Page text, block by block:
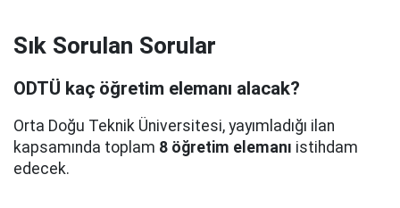
Sık Sorulan Sorular
ODTÜ kaç öğretim elemanı alacak?
Orta Doğu Teknik Üniversitesi, yayımladığı ilan
kapsamında toplam 8 öğretim elemanı istihdam
edecek.